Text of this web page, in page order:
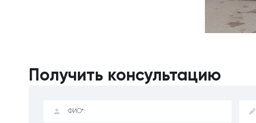
Получить консультацию